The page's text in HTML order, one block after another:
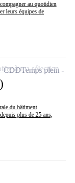
au quotidien
leurs équipes de
du bâtiment
plus de 25 ans,
CDDTemps plein
à ma sélection